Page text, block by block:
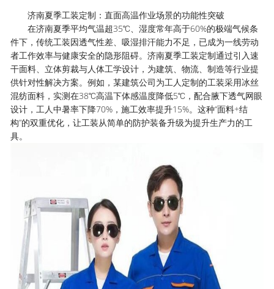
济南夏季工装定制：直面高温作业场景的功能性突破
在济南夏季平均气温超35℃、湿度常年高于60%的极端气候条
件下，传统工装因透气性差、吸湿排汗能力不足，已成为一线劳动
者工作效率与健康安全的隐形阻碍。济南夏季工装定制通过引入速
干面料、立体剪裁与人体工学设计，为建筑、物流、制造等行业提
供针对性解决方案。例如，某建筑公司为工人定制的工装采用冰丝
混纺面料，实测在38℃高温下体感温度降低5℃，配合腋下透气网眼
设计，工人中暑率下降70%，施工效率提升15%。这种“面料+结
构”的双重优化，让工装从简单的防护装备升级为提升生产力的工
具。